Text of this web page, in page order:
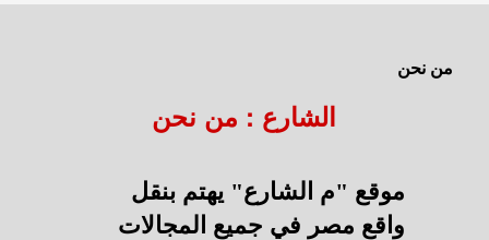
من نحن
الشارع : من نحن
موقع "م الشارع" يهتم بنقل
واقع مصر في جميع المجالات